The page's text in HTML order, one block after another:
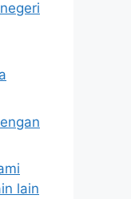
lain